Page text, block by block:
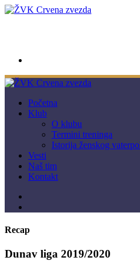
Početna
Klub
O klubu
Termini treninga
Istorija ženskog
Vesti
Naš tim
Kontakt
Recap
Dunav liga 2019/2020